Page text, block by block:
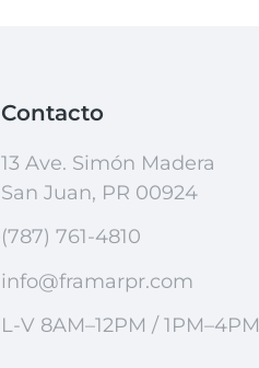
Contacto
13 Ave. Simón Madera
San Juan, PR 00924
(787) 761-4810
info@framarpr.com
L-V 8AM–12PM / 1PM–4PM